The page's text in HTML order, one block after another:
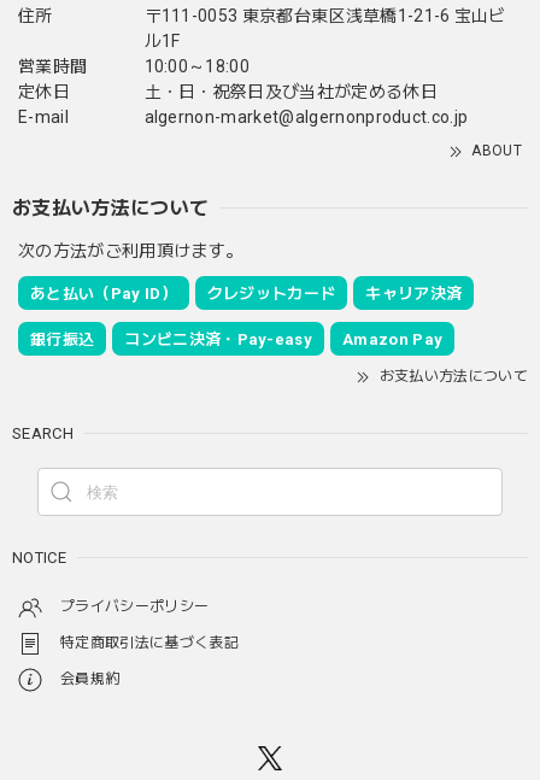
住所
〒111-0053 東京都台東区浅草橋1-21-6 宝山ビ
ル1F
営業時間
10:00～18:00
定休日
土・日・祝祭日及び当社が定める休日
E-mail
algernon-market@algernonproduct.co.jp
ABOUT
お支払い方法について
次の方法がご利用頂けます。
あと払い（Pay ID） クレジットカード キャリア決済
銀行振込 コンビニ決済・Pay-easy Amazon Pay
お支払い方法について
SEARCH
NOTICE
プライバシーポリシー
特定商取引法に基づく表記
会員規約